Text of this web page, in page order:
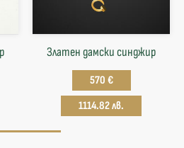
Златен дамски синджир
570 €
1114.82 лв.